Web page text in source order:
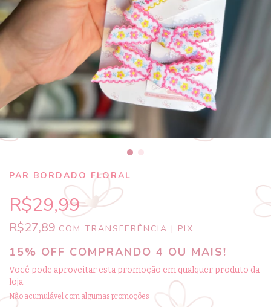
PAR BORDADO FLORAL
R$29,99
R$27,89 COM TRANSFERÊNCIA | PIX
15% OFF COMPRANDO 4 OU MAIS!
Você pode aproveitar esta promoção em qualquer produto da
loja.
Não acumulável com algumas promoções